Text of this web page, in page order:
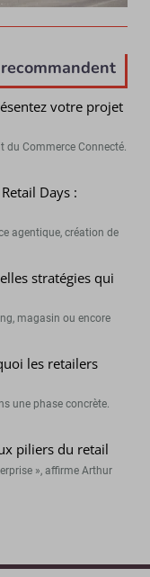
votre projet
du Commerce Connecté.
Days :
agentique, création de
stratégies qui
magasin ou encore
les retailers
une phase concrète.
piliers du retail
», affirme Arthur